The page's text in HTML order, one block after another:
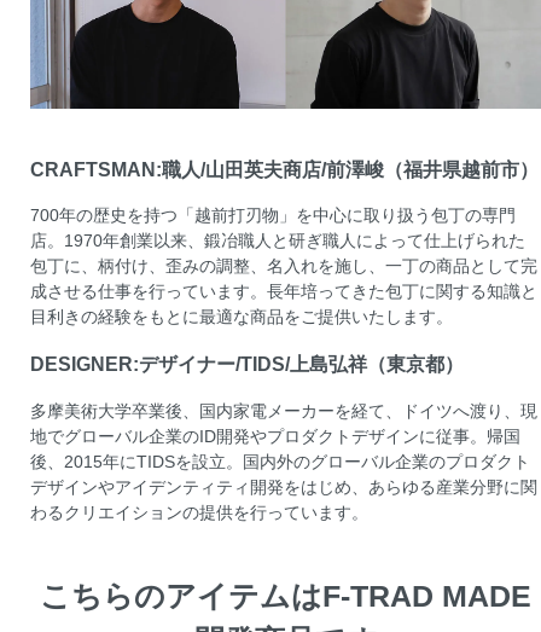
CRAFTSMAN:職人/山田英夫商店/前澤峻（福井県越前市）
700年の歴史を持つ「越前打刃物」を中心に取り扱う包丁の専門
店。1970年創業以来、鍛冶職人と研ぎ職人によって仕上げられた
包丁に、柄付け、歪みの調整、名入れを施し、一丁の商品として完
成させる仕事を行っています。長年培ってきた包丁に関する知識と
目利きの経験をもとに最適な商品をご提供いたします。
DESIGNER:デザイナー/TIDS/上島弘祥（東京都）
多摩美術大学卒業後、国内家電メーカーを経て、ドイツへ渡り、現
地でグローバル企業のID開発やプロダクトデザインに従事。帰国
後、2015年にTIDSを設立。国内外のグローバル企業のプロダクト
デザインやアイデンティティ開発をはじめ、あらゆる産業分野に関
わるクリエイションの提供を行っています。
こちらのアイテムはF-TRAD MADE